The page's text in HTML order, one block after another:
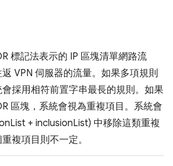
標記法表示的 IP 區塊清單網路流
VPN 伺服器的流量。如果多項規則
採用相符前置字串最長的規則。如果
區塊，系統會視為重複項目。系統會
+ inclusionList) 中移除這類重複
複項目則不一定。